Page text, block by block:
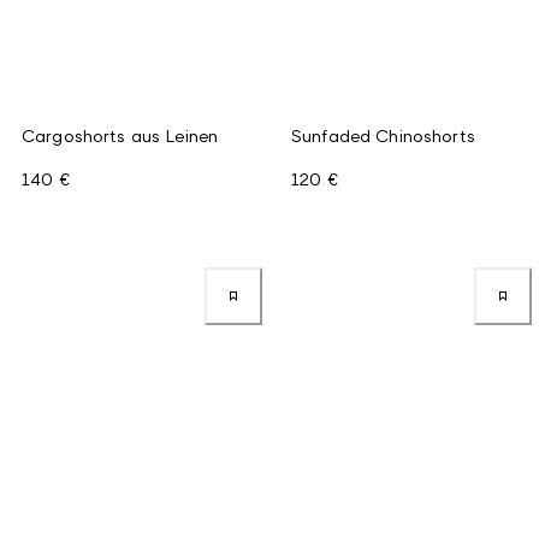
Cargoshorts aus Leinen
140 €
Sunfaded Chinoshorts
120 €